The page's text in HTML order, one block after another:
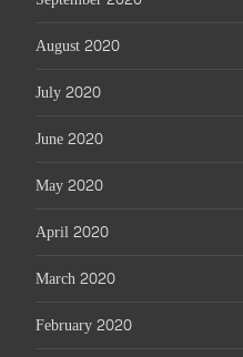
August 2020
July 2020
June 2020
May 2020
April 2020
March 2020
February 2020